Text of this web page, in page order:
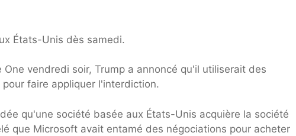
États-Unis dès samedi.
vendredi soir, Trump a annoncé qu'il utiliserait des
faire appliquer l'interdiction.
qu'une société basée aux États-Unis acquière la société
que Microsoft avait entamé des négociations pour acheter